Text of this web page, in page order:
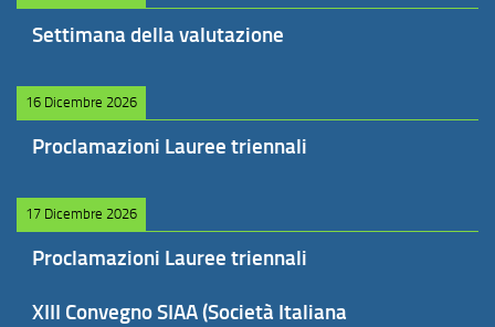
Settimana della valutazione
16 Dicembre 2026
Proclamazioni Lauree triennali
17 Dicembre 2026
Proclamazioni Lauree triennali
XIII Convegno SIAA (Società Italiana